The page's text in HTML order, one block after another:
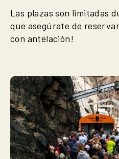
Las plazas son limitadas
que asegúrate de
con antelación!